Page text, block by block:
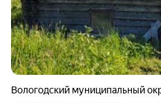
Вологодский муниципальный